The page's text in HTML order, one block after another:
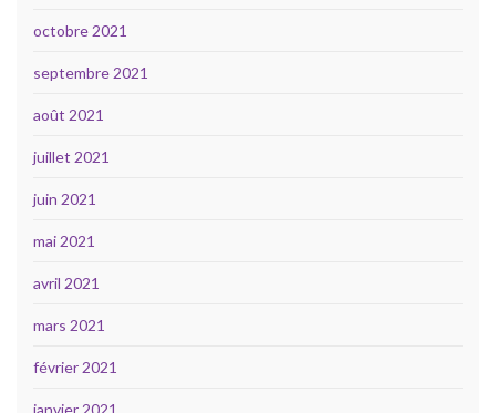
octobre 2021
septembre 2021
août 2021
juillet 2021
juin 2021
mai 2021
avril 2021
mars 2021
février 2021